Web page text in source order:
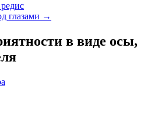
глазами →
в виде осы,